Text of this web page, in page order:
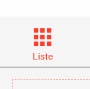
Liste